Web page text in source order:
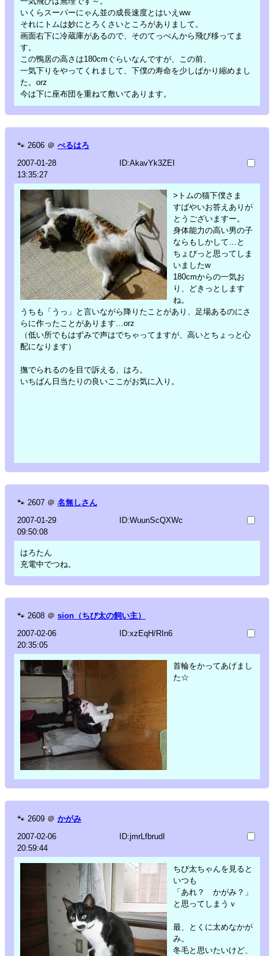
いくらスーパーにゃん並の成長速度とはいえww
それにトムは妙にとろくさいところがありまして。
画面右下に冷蔵庫があるので、そのてっぺんから飛び移ってま
す。
この鴨居の高さは180cmぐらいなんですが、この前、
一気下りをやってくれまして、下僕の寿命を少しばかり縮めまし
た。orz
今は下に座布団を重ねて敷いてあります。
🐾 2606 ＠ べるはろ
2007-01-28
13:35:27
ID:AkavYk3ZEI
>トムの猫下僕さま
すばやいお答えありが
とうございますー。
身体能力の高い男の子
ならもしかして…と
ちょびっと思ってしま
いましたw
180cmからの一気お
り、どきっとします
ね。
うちも「うっ」と言いながら降りたことがあり、足場あるのにさ
らに作ったことがあります…orz
（低い所でもはずみで声はでちゃってますが、高いとちょっと心
配になります）
撫でられるのを目で訴える、はろ。
いちばん日当たりの良いここがお気に入り。
🐾 2607 ＠ 名無しさん
2007-01-29
09:50:08
ID:WuunScQXWc
はろたん
充電中でつね。
🐾 2608 ＠ sion（ちび太の飼い主）
2007-02-06
20:35:05
ID:xzEqH/RIn6
首輪をかってあげまし
た☆
🐾 2609 ＠ かがみ
2007-02-06
20:59:44
ID:jmrLfbrudI
ちび太ちゃんを見ると
いつも
「あれ？ かがみ？」
と思ってしまうｖ
最、とくに太めなかが
み。
冬毛と思いたいけど、